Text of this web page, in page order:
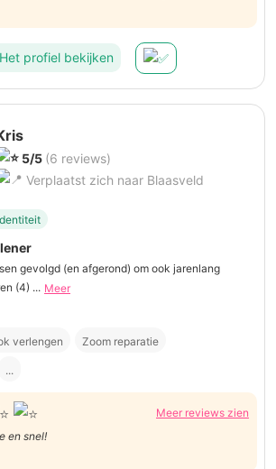
Het profiel bekijken
5/5 (6 reviews)
Verplaatst zich naar Blaasveld
gevolgd (en afgerond) om ook jarenlang
(4) ... Meer
verlengen Zoom reparatie
...
Meer reviews zien
en snel!